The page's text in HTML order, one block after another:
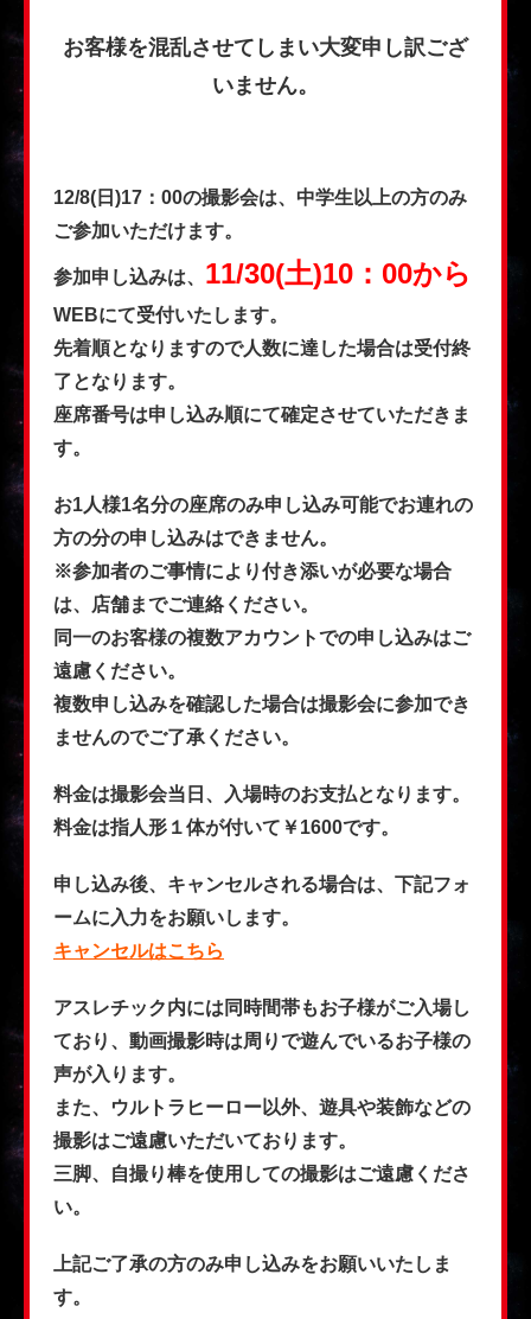
お客様を混乱させてしまい大変申し訳ござ
いません。
12/8(日)17：00の撮影会は、中学生以上の方のみ
ご参加いただけます。
参加申し込みは、 11/30(土)10：00から
WEBにて受付いたします。
先着順となりますので人数に達した場合は受付終
了となります。
座席番号は申し込み順にて確定させていただきま
す。
お1人様1名分の座席のみ申し込み可能でお連れの
方の分の申し込みはできません。
※参加者のご事情により付き添いが必要な場合
は、店舗までご連絡ください。
同一のお客様の複数アカウントでの申し込みはご
遠慮ください。
複数申し込みを確認した場合は撮影会に参加でき
ませんのでご了承ください。
料金は撮影会当日、入場時のお支払となります。
料金は指人形１体が付いて￥1600です。
申し込み後、キャンセルされる場合は、下記フォ
ームに入力をお願いします。
キャンセルはこちら
アスレチック内には同時間帯もお子様がご入場し
ており、動画撮影時は周りで遊んでいるお子様の
声が入ります。
また、ウルトラヒーロー以外、遊具や装飾などの
撮影はご遠慮いただいております。
三脚、自撮り棒を使用しての撮影はご遠慮くださ
い。
上記ご了承の方のみ申し込みをお願いいたしま
す。